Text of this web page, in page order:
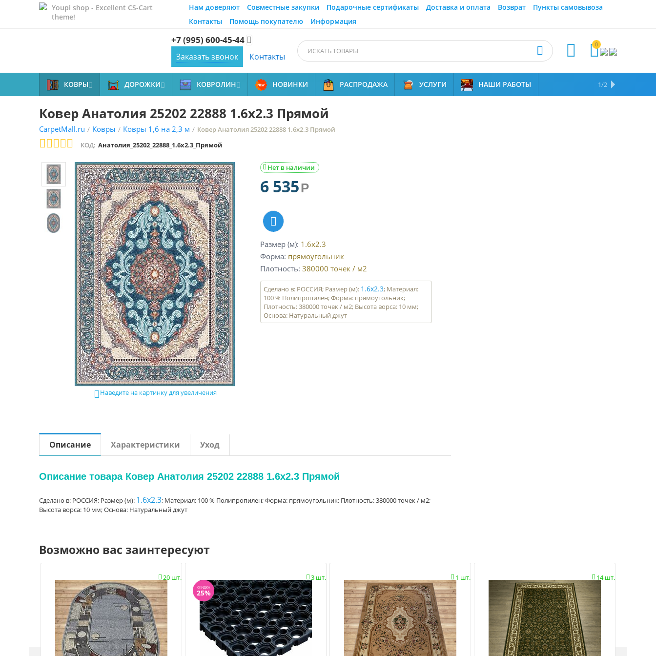
Youpi shop - Excellent CS-Cart
theme!
Нам доверяют Совместные закупки Подарочные сертификаты Доставка и оплата Возврат
Пункты самовывоза
Контакты
Помощь покупателю Информация
+7 (995) 600-45-44 
Заказать звонок Контакты
0



КОВРЫ ДОРОЖКИ КОВРОЛИН НОВИНКИ РАСПРОДАЖА УСЛУГИ НАШИ РАБОТЫ НАМ ДОВЕРЯЮТ
1/2
Ковер Анатолия 25202 22888 1.6x2.3 Прямой
CarpetMall.ru / Ковры / Ковры 1,6 на 2,3 м / Ковер Анатолия 25202 22888 1.6x2.3 Прямой
КОД: Анатолия_25202_22888_1.6x2.3_Прямой
Наведите на картинку для увеличения
Нет в наличии

6 535Р
Размер (м) 1.6x2.3
Форма прямоугольник
Плотность 380000 точек / м2
Сделано в: РОССИЯ; Размер (м): 1.6x2.3; Материал:
100 % Полипропилен; Форма: прямоугольник;
Плотность: 380000 точек / м2; Высота ворса: 10 мм;
Основа: Натуральный джут
Описание Характеристики Уход
Описание товара Ковер Анатолия 25202 22888 1.6x2.3 Прямой
Сделано в: РОССИЯ; Размер (м): 1.6x2.3; Материал: 100 % Полипропилен; Форма: прямоугольник; Плотность: 380000 точек / м2;
Высота ворса: 10 мм; Основа: Натуральный джут
Возможно вас заинтересуют
20 шт.
 3 шт.

СКИДКА
25%
1 шт.
 14 шт.
